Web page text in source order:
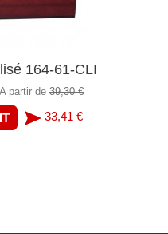
164-61-CLI
A partir de 39,30 €
33,41 €